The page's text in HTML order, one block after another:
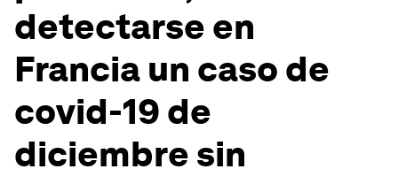
detectarse en
Francia un caso de
covid-19 de
diciembre sin